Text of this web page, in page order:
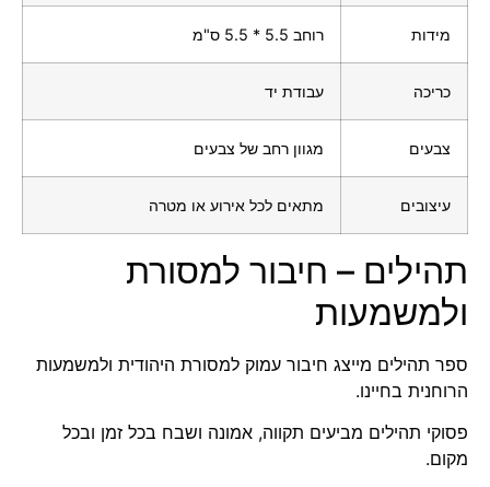
מידות רוחב 5.5 * 5.5 ס"מ
כריכה עבודת יד
צבעים מגוון רחב של צבעים
עיצובים מתאים לכל אירוע או מטרה
תהילים – חיבור למסורת
ולמשמעות
ספר תהילים מייצג חיבור עמוק למסורת היהודית ולמשמעות
הרוחנית בחיינו.
פסוקי תהילים מביעים תקווה, אמונה ושבח בכל זמן ובכל
מקום.